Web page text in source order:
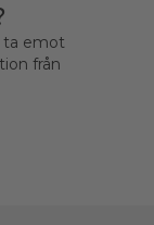
ta emot
från